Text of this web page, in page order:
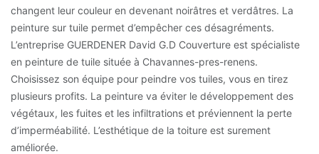
changent leur couleur en devenant noirâtres et verdâtres. La
peinture sur tuile permet d’empêcher ces désagréments.
L’entreprise GUERDENER David G.D Couverture est spécialiste
en peinture de tuile située à Chavannes-pres-renens.
Choisissez son équipe pour peindre vos tuiles, vous en tirez
plusieurs profits. La peinture va éviter le développement des
végétaux, les fuites et les infiltrations et préviennent la perte
d’imperméabilité. L’esthétique de la toiture est surement
améliorée.